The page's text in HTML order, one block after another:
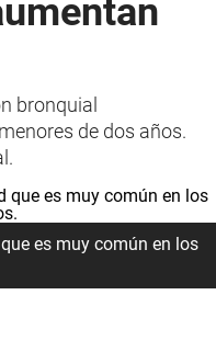
bronquial
de dos años.
es muy común en los